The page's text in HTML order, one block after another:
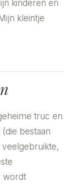
kinderen en
kleintje
truc en
bestaan
wordt